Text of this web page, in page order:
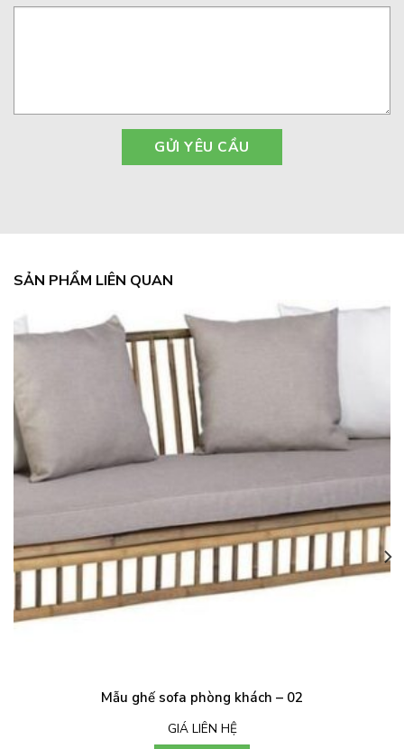
SẢN PHẨM LIÊN QUAN
Mẫu ghế sofa phòng khách – 02
GIÁ LIÊN HỆ